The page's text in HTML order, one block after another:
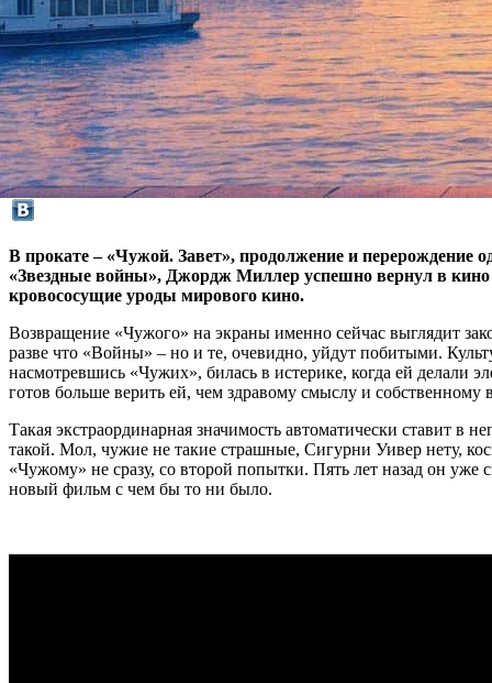
«Чужой. Завет» на экранах:
18 мая 2017,17:44 Версия для печати
В прокате – «Чужой. Завет», продолжение и перерождение
«Звездные войны», Джордж Миллер успешно вернул в
кровососущие уроды мирового кино.
Возвращение «Чужого» на экраны именно сейчас выглядит
разве что «Войны» – но и те, очевидно, уйдут побитыми.
насмотревшись «Чужих», билась в истерике, когда ей делали
готов больше верить ей, чем здравому смыслу и собственному
Такая экстраординарная значимость автоматически ставит в
такой. Мол, чужие не такие страшные, Сигурни Уивер нету,
«Чужому» не сразу, со второй попытки. Пять лет назад он
новый фильм с чем бы то ни было.